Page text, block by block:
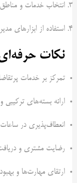
انتخاب خدمات و
استفاده از ابزارهای
نکات
تمرکز بر خدمات
ارائه بسته‌های ترکیبی
انعطاف‌پذیری در
رضایت مشتری و
ارتقای مهارت‌ها و